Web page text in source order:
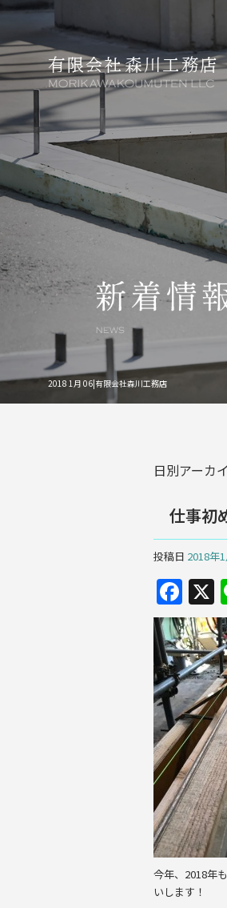
2018 1月 06|有限会社森川工務店
日別アーカ
仕事初
投稿日 2018年
F
a
c
e
b
o
o
k
今年、2018年
いします！